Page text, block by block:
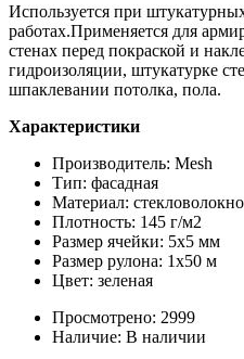
Используется при
работах.Применяется для
стенах перед покраской и
гидроизоляции, штукатурке
шпаклевании потолка, пола.
Характеристики
Производитель: Mesh
Тип: фасадная
Материал: стекловолокно
Плотность: 145 г/м2
Размер ячейки: 5х5 мм
Размер рулона: 1х50 м
Цвет: зеленая
Просмотрено: 2999
Наличие: В наличии